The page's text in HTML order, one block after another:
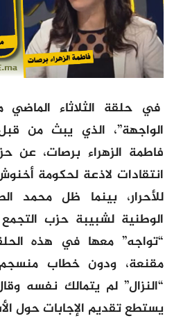
في حلقة الثلاثاء
الواجهة”، الذي يبث من
فاطمة الزهراء برصات، عن
انتقادات لاذعة لحكومة
للأحرار، بينما ظل محمد
الوطنية لشبيبة حزب التجمع
“تواجه” معها في هذه
مقنعة، ودون خطاب
“النزال” لم يتمالك نفسه
يستطع تقديم الإجابات حول